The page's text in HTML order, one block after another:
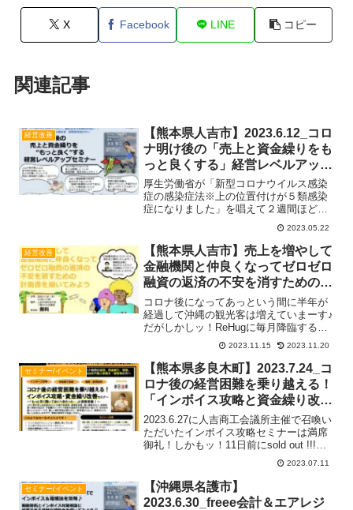
X Facebook LINE コピー
関連記事
経営改善
【熊本県人吉市】2023.6.12_コロ
ナ明け後の「売上と資金繰りをも
っと良くする」経営レベルアップ
セミナー
厚生労働省が「新型コロナウイルス感染
症の感染症法※上の位置付けが５類感染
症になりました」を唱えて２週間ほどが
経ち…ReHugの本拠地がある沖縄では飛
行機やら船やらで多くの人が観光に仕事
にッ！大型ショッピングモールでも満面
の笑顔の花が咲き始めRead more...
2023.05.22
経営改善
【熊本県人吉市】売上を増やして
金融機関と仲良くなってゼロゼロ
融資の返済の不安を消すための計
画を描いてみよう_2023.12.1
コロナ後になってあっという間に半年が
経過して沖縄の観光客は増えていまーす♪
だがしかしッ！ReHugに毎月降臨するマ
ットを交換する会社の営業担当の方に
「飲食店は元気になっていますかー？」
と尋ねると「二極化していますねー」と
のお返事銀行の融資担Read more...
2023.11.15 2023.11.20
セミナー/イベント
【熊本県多良木町】2023.7.24_コ
ロナ後の経営困難を乗り越える！
「インボイス攻略と資金繰り改善
セミナー」
2023.6.27に人吉商工会議所主催で召喚い
ただいたインボイス攻略セミナーは満席
御礼！しかもッ！11日前にsold out !!!企
画運営や企業の方々に周知いただきまし
た経営指導員の椎屋さん通常業務で時間
がとりにくいなかご参加いただきまし
Read more...
2023.07.11
セミナー/イベント
【沖縄県名護市】
2023.6.30_freee会計＆エアレジ